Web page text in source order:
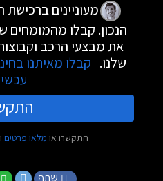
מעוניינים
הנכון. קבלו מהמומחים
את מבצעי הרכב
שלנו. קבלו מאיתנו
התקשרו או מלאו פרטים